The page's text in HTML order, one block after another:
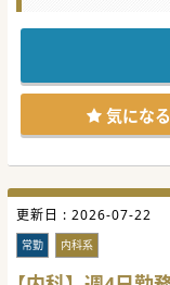
■地域医療の更な
通した医師を求め
■地域の在宅医療
り組める医師を募
■患者様やスタッ
ーム医療を推進
【具体的な医療機
てきた実績ある医
■内科系全般と消
に、幅広い診療を
■長崎大学病院を
機関と密接な連携
【やりがい】
■かかりつけ医と
気になる
更新日 : 2026-07-22
常勤 内科系